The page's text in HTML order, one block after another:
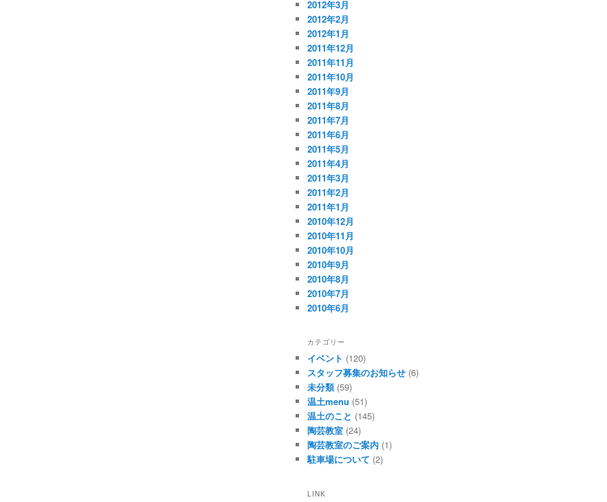
2012年3月
2012年2月
2012年1月
2011年12月
2011年11月
2011年10月
2011年9月
2011年8月
2011年7月
2011年6月
2011年5月
2011年4月
2011年3月
2011年2月
2011年1月
2010年12月
2010年11月
2010年10月
2010年9月
2010年8月
2010年7月
2010年6月
カテゴリー
イベント (120)
スタッフ募集のお知らせ (6)
未分類(59)
温土menu (51)
温土のこと (145)
陶芸教室 (24)
陶芸教室のご案内 (1)
駐車場について (2)
LINK